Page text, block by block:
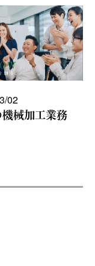
02
機械加工業務